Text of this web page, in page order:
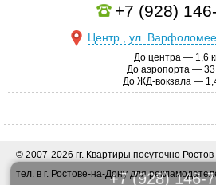
+7 (928)
Центр , ул.
До центра — 1,6
До аэропорта — 33
До ЖД-вокзала —
Забронируйте квартиру напрямую
© 2007-2026 гг. Квартиры посуточно
тел. в г. Ростове-на-Дону для